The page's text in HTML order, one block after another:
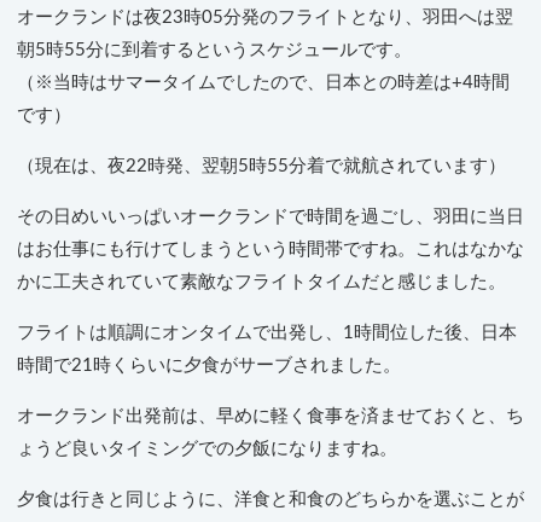
オークランドは夜23時05分発のフライトとなり、羽田へは翌
朝5時55分に到着するというスケジュールです。
（※当時はサマータイムでしたので、日本との時差は+4時間
です）
（現在は、夜22時発、翌朝5時55分着で就航されています）
その日めいいっぱいオークランドで時間を過ごし、羽田に当日
はお仕事にも行けてしまうという時間帯ですね。これはなかな
かに工夫されていて素敵なフライトタイムだと感じました。
フライトは順調にオンタイムで出発し、1時間位した後、日本
時間で21時くらいに夕食がサーブされました。
オークランド出発前は、早めに軽く食事を済ませておくと、ち
ょうど良いタイミングでの夕飯になりますね。
夕食は行きと同じように、洋食と和食のどちらかを選ぶことが